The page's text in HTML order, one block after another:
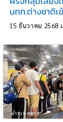
นทท.ต่างชาติเ
15 ธันวาคม 2568
ตำรวจ-ทหาร